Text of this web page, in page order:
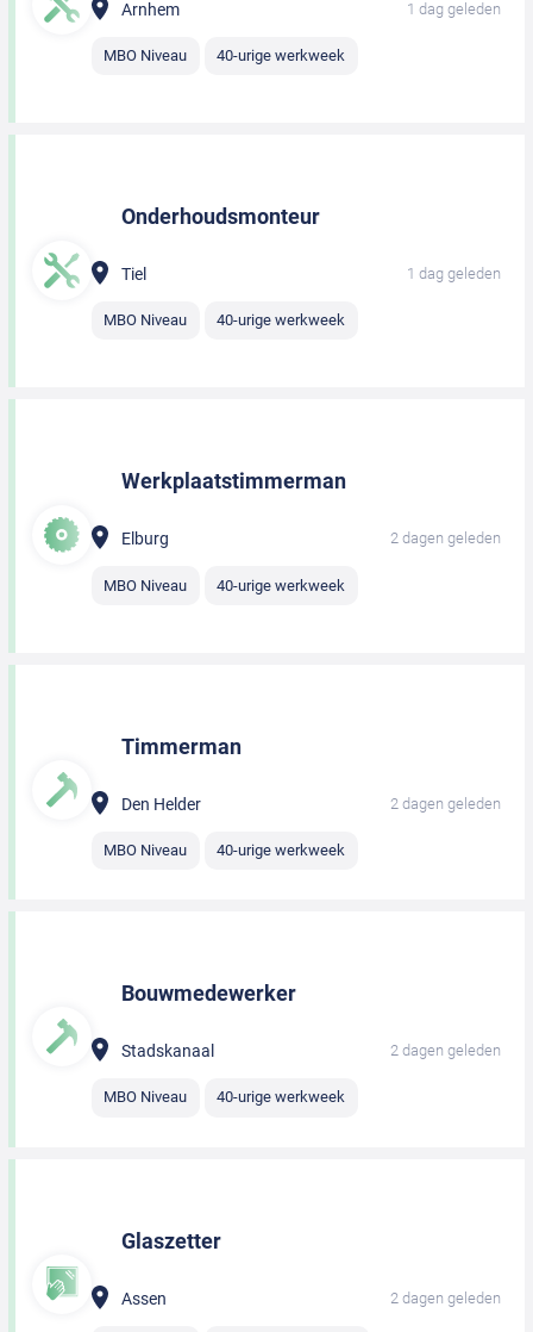
Arnhem 1 dag geleden
MBO Niveau 40-urige werkweek
Onderhoudsmonteur
Tiel 1 dag geleden
MBO Niveau 40-urige werkweek
Werkplaatstimmerman
Elburg 2 dagen geleden
MBO Niveau 40-urige werkweek
Timmerman
Den Helder 2 dagen geleden
MBO Niveau 40-urige werkweek
Bouwmedewerker
Stadskanaal 2 dagen geleden
MBO Niveau 40-urige werkweek
Glaszetter
Assen 2 dagen geleden